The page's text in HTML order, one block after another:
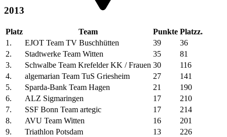
2013
Platz Team Punkte Platzz.
1.
EJOT Team TV Buschhütten 39
36
2.
Stadtwerke Team Witten 35
81
3.
Schwalbe Team Krefelder KK / Frauen 30
116
4.
algemarian Team TuS Griesheim 27
141
5.
Sparda-Bank Team Hagen 21
190
6.
ALZ Sigmaringen 17
210
7.
SSF Bonn Team artegic 17
214
8.
AVU Team Witten 16
201
9.
Triathlon Potsdam 13
226